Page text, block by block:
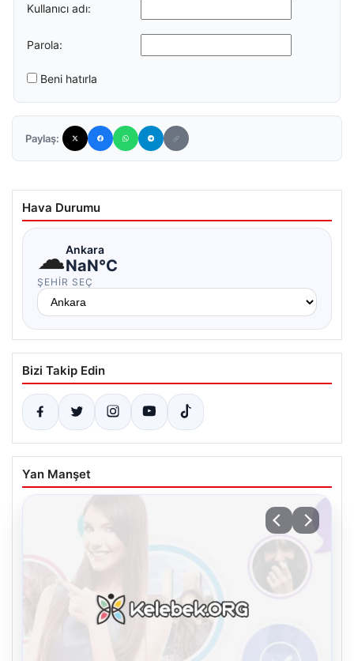
Kullanıcı adı:
Parola:
Beni hatırla
Paylaş:
Hava Durumu
☁Ankara
NaN°C
ŞEHIR SEÇ
Bizi Takip Edin
Yan Manşet